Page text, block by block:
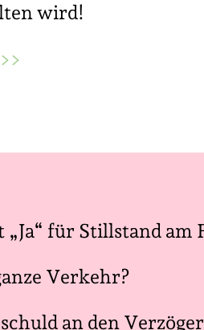
wird!
für Stillstand am
Verkehr?
an den